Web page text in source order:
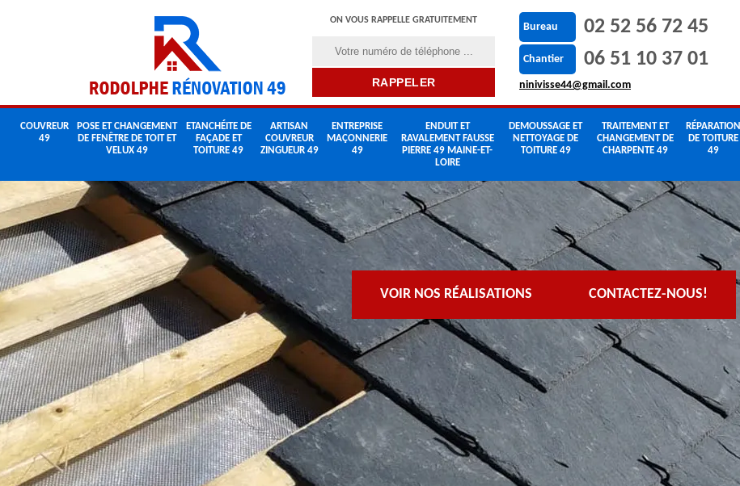
ON VOUS RAPPELLE GRATUITEMENT
Bureau 02 52 56 72 45
Chantier 06 51 10 37 01
ninivisse44@gmail.com
COUVREUR
49
POSE ET CHANGEMENT
DE FENÊTRE DE TOIT ET
VELUX 49
ETANCHÉITE DE
FAÇADE ET
TOITURE 49
ARTISAN
COUVREUR
ZINGUEUR 49
ENTREPRISE
MAÇONNERIE
49
ENDUIT ET
RAVALEMENT FAUSSE
PIERRE 49 MAINE-ET-
LOIRE
DEMOUSSAGE ET
NETTOYAGE DE
TOITURE 49
TRAITEMENT ET
CHANGEMENT DE
CHARPENTE 49
RÉPARATION
DE TOITURE
49
VOIR NOS RÉALISATIONS CONTACTEZ-NOUS!